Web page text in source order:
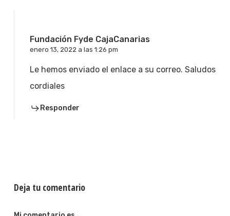
Fundación Fyde CajaCanarias
enero 13, 2022 a las 1:26 pm
Le hemos enviado el enlace a su correo. Saludos
cordiales
Responder
Deja tu comentario